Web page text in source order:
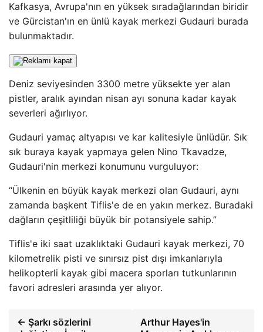
Kafkasya, Avrupa'nın en yüksek sıradağlarından biridir
ve Gürcistan'ın en ünlü kayak merkezi Gudauri burada
bulunmaktadır.
Deniz seviyesinden 3300 metre yüksekte yer alan
pistler, aralık ayından nisan ayı sonuna kadar kayak
severleri ağırlıyor.
Gudauri yamaç altyapısı ve kar kalitesiyle ünlüdür. Sık
sık buraya kayak yapmaya gelen Nino Tkavadze,
Gudauri'nin merkezi konumunu vurguluyor:
“Ülkenin en büyük kayak merkezi olan Gudauri, aynı
zamanda başkent Tiflis'e de en yakın merkez. Buradaki
dağların çeşitliliği büyük bir potansiyele sahip.”
Tiflis'e iki saat uzaklıktaki Gudauri kayak merkezi, 70
kilometrelik pisti ve sınırsız pist dışı imkanlarıyla
helikopterli kayak gibi macera sporları tutkunlarının
favori adresleri arasında yer alıyor.
← Şarkı sözlerini
Arthur Hayes'in